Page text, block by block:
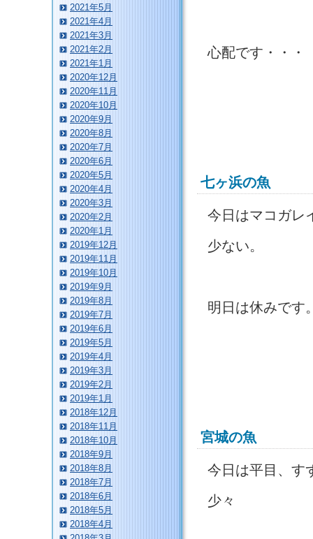
心配です・・・
七ヶ浜の魚
今日はマコガレ
少ない。
明日は休みです
宮城の魚
今日は平目、す
少々
2021年5月
2021年4月
2021年3月
2021年2月
2021年1月
2020年12月
2020年11月
2020年10月
2020年9月
2020年8月
2020年7月
2020年6月
2020年5月
2020年4月
2020年3月
2020年2月
2020年1月
2019年12月
2019年11月
2019年10月
2019年9月
2019年8月
2019年7月
2019年6月
2019年5月
2019年4月
2019年3月
2019年2月
2019年1月
2018年12月
2018年11月
2018年10月
2018年9月
2018年8月
2018年7月
2018年6月
2018年5月
2018年4月